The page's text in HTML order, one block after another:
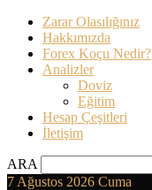
Zarar Olasılığınız
Hakkımızda
Forex Koçu Nedir?
Analizler
Doviz
Eğitim
Hesap Çeşitleri
İletişim
ARA
7 Ağustos 2026 Cuma